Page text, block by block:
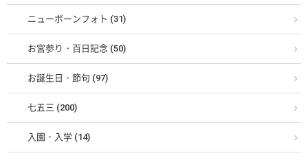
ニューボーンフォト (31)
お宮参り・百日記念 (50)
お誕生日・節句 (97)
七五三 (200)
入園・入学 (14)